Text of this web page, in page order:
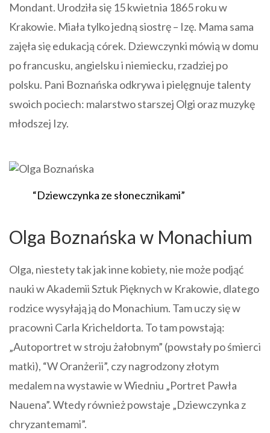
Mondant. Urodziła się 15 kwietnia 1865 roku w
Krakowie. Miała tylko jedną siostrę – Izę. Mama sama
zajęła się edukacją córek. Dziewczynki mówią w domu
po francusku, angielsku i niemiecku, rzadziej po
polsku. Pani Boznańska odkrywa i pielęgnuje talenty
swoich pociech: malarstwo starszej Olgi oraz muzykę
młodszej Izy.
“Dziewczynka ze słonecznikami”
Olga Boznańska w Monachium
Olga, niestety tak jak inne kobiety, nie może podjąć
nauki w Akademii Sztuk Pięknych w Krakowie, dlatego
rodzice wysyłają ją do Monachium. Tam uczy się w
pracowni Carla Kricheldorta. To tam powstają:
„Autoportret w stroju żałobnym” (powstały po śmierci
matki), “W Oranżerii”, czy nagrodzony złotym
medalem na wystawie w Wiedniu „Portret Pawła
Nauena”. Wtedy również powstaje „Dziewczynka z
chryzantemami”.